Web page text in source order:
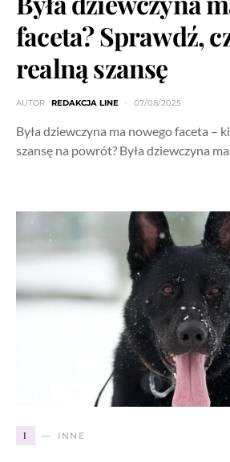
faceta? Sprawdź,
realną szansę
AUTOR REDAKCJA LINE 07/08/2025
Była dziewczyna ma nowego faceta –
szansę na powrót? Była dziewczyna
I INNE